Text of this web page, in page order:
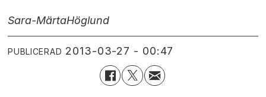
Sara-MärtaHöglund
PUBLICERAD 2013-03-27 - 00:47